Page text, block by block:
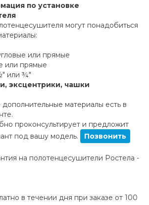
по установке
могут понадобиться
или прямые
или прямые
или ¾"
эксцентрики, чашки
материалы есть в
проконсультирует и предложит
под вашу модель.
Позвонить
на полотенцесушители Ростела -
в течении дня при заказе от 100